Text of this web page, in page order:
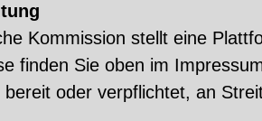
Kommission stellt eine
finden Sie oben im
oder verpflichtet, an